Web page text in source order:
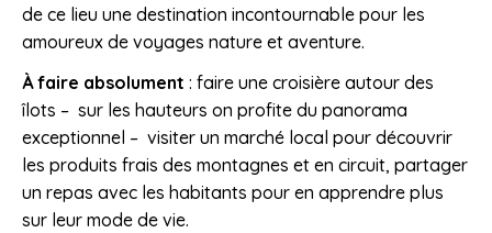
de ce lieu une destination incontournable pour les
amoureux de voyages nature et aventure.
À faire absolument : faire une croisière autour des
îlots – sur les hauteurs on profite du panorama
exceptionnel – visiter un marché local pour découvrir
les produits frais des montagnes et en circuit, partager
un repas avec les habitants pour en apprendre plus
sur leur mode de vie.